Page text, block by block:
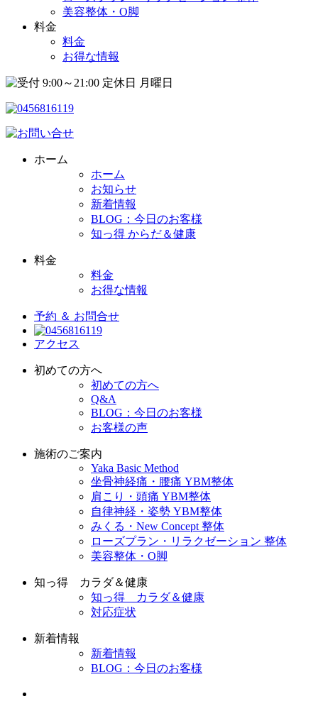
美容整体・O脚
料金
料金
お得な情報
ホーム
ホーム
お知らせ
新着情報
BLOG：今日のお客様
知っ得 からだ＆健康
料金
料金
お得な情報
予約 ＆ お問合せ
アクセス
初めての方へ
初めての方へ
Q&A
BLOG：今日のお客様
お客様の声
施術のご案内
Yaka Basic Method
坐骨神経痛・腰痛 YBM整体
肩こり・頭痛 YBM整体
自律神経・姿勢 YBM整体
みくる・New Concept 整体
ローズプラン・リラクゼーション 整体
美容整体・O脚
知っ得 カラダ＆健康
知っ得 カラダ＆健康
対応症状
新着情報
新着情報
BLOG：今日のお客様